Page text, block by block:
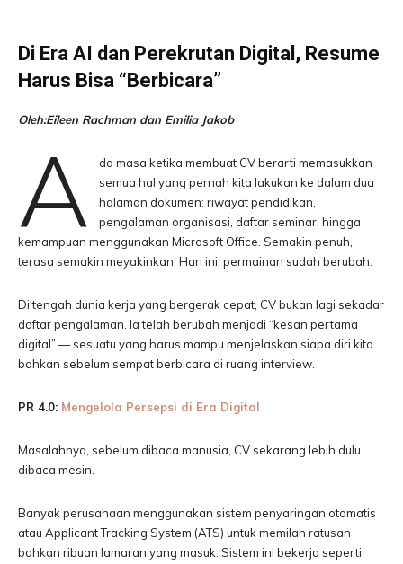
Di Era AI dan Perekrutan Digital, Resume
Harus Bisa “Berbicara”
Oleh:Eileen Rachman dan Emilia Jakob
A
da masa ketika membuat CV berarti memasukkan
semua hal yang pernah kita lakukan ke dalam dua
halaman dokumen: riwayat pendidikan,
pengalaman organisasi, daftar seminar, hingga
kemampuan menggunakan Microsoft Office. Semakin penuh,
terasa semakin meyakinkan. Hari ini, permainan sudah berubah.
Di tengah dunia kerja yang bergerak cepat, CV bukan lagi sekadar
daftar pengalaman. Ia telah berubah menjadi “kesan pertama
digital” — sesuatu yang harus mampu menjelaskan siapa diri kita
bahkan sebelum sempat berbicara di ruang interview.
PR 4.0: Mengelola Persepsi di Era Digital
Masalahnya, sebelum dibaca manusia, CV sekarang lebih dulu
dibaca mesin.
Banyak perusahaan menggunakan sistem penyaringan otomatis
atau Applicant Tracking System (ATS) untuk memilah ratusan
bahkan ribuan lamaran yang masuk. Sistem ini bekerja seperti